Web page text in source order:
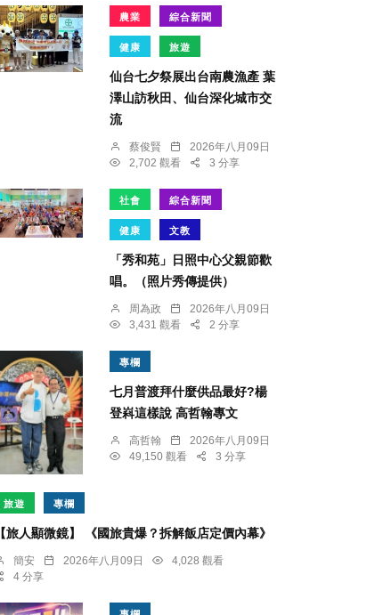
農業 綜合新聞
健康 旅遊
仙台七夕祭展出台南農漁產 葉
澤山訪秋田、仙台深化城市交
流
蔡俊賢
2026年八月09日
2,702 觀看
3 分享
社會 綜合新聞
健康 文教
「秀和苑」日照中心父親節歡
唱。（照片秀傳提供）
周為政
2026年八月09日
3,431 觀看
2 分享
專欄
七月普渡拜什麼供品最好?楊
登嵙這樣說 高哲翰專文
高哲翰
2026年八月09日
49,150 觀看
3 分享
旅遊 專欄
【旅人顯微鏡】 《國旅貴爆？拆解飯店定價內幕》
簡安 2026年八月09日
4,028 觀看
4 分享